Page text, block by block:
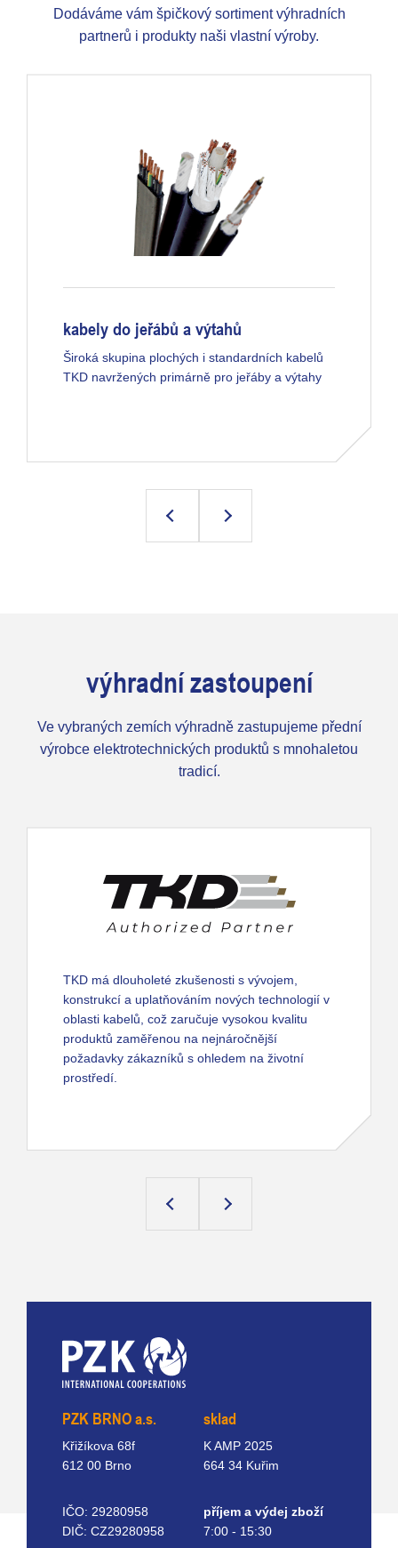
Dodáváme vám špičkový sortiment výhradních
partnerů i produkty naši vlastní výroby.
kabely do jeřábů a výtahů
Široká skupina plochých i standardních kabelů
TKD navržených primárně pro jeřáby a výtahy
výhradní zastoupení
Ve vybraných zemích výhradně zastupujeme přední
výrobce elektrotechnických produktů s mnohaletou
tradicí.
TKD má dlouholeté zkušenosti s vývojem,
konstrukcí a uplatňováním nových technologií v
oblasti kabelů, což zaručuje vysokou kvalitu
produktů zaměřenou na nejnáročnější
požadavky zákazníků s ohledem na životní
prostředí.
PZK BRNO a.s.
Křižíkova 68f
612 00 Brno
IČO: 29280958
DIČ: CZ29280958
sklad
K AMP 2025
664 34 Kuřim
příjem a výdej zboží
7:00 - 15:30